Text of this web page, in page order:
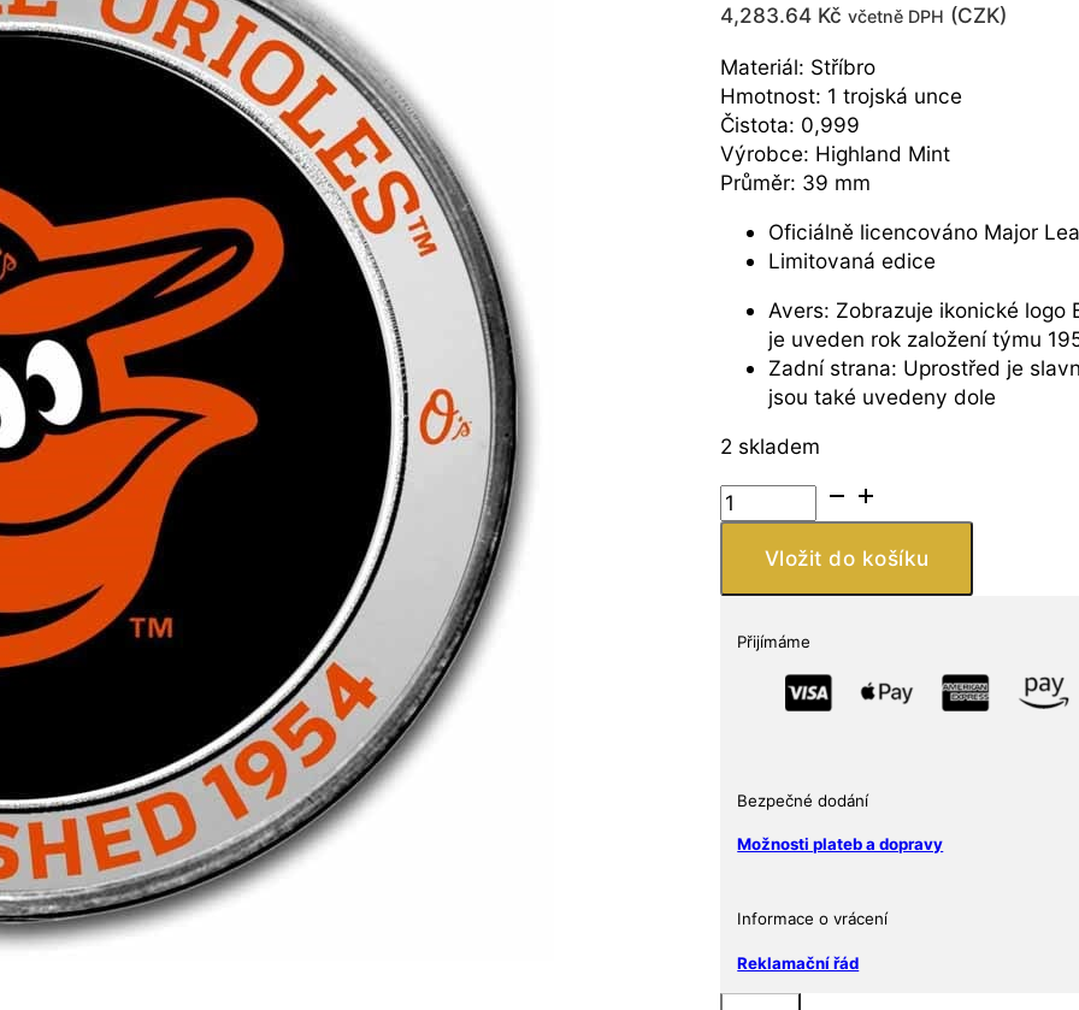
4,283.64 Kč včetně DPH (CZK)
Materiál: Stříbro
Hmotnost: 1 trojská unce
Čistota: 0,999
Výrobce: Highland Mint
Průměr: 39 mm
Oficiálně licencováno Major
Limitovaná edice
Avers: Zobrazuje ikonické
je uveden rok založení týmu
Zadní strana: Uprostřed je
jsou také uvedeny dole
2 skladem
Stříbrná
mince
množství
Vložit do košíku
Přijímáme
Bezpečné dodání
Možnosti plateb a dopravy
Informace o vrácení
Reklamační řád